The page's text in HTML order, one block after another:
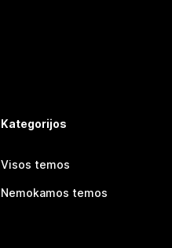
Kategorijos
Visos temos
Nemokamos temos